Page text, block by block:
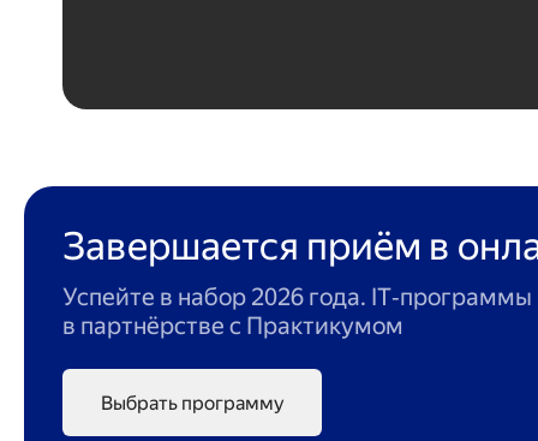
Завершается приём в
Успейте в набор 2026 года.
в партнёрстве с Практикумом
Выбрать программу